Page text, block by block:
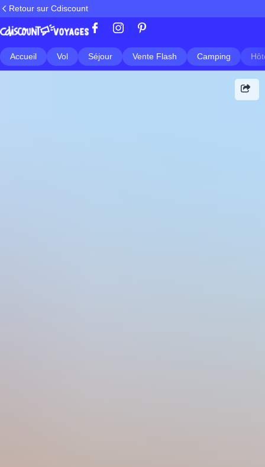
Retour sur Cdiscount
Accueil Vol Séjour Vente Flash Camping